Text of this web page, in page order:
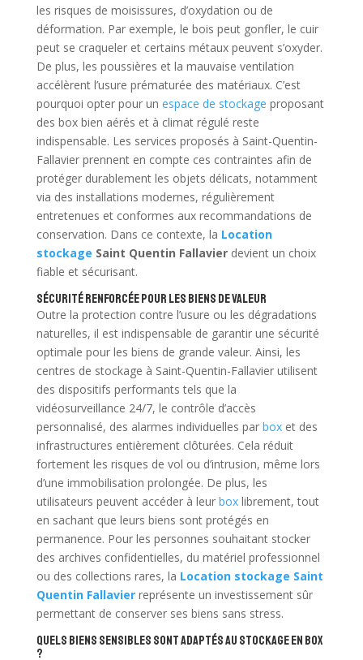
les risques de moisissures, d’oxydation ou de
déformation. Par exemple, le bois peut gonfler, le cuir
peut se craqueler et certains métaux peuvent s’oxyder.
De plus, les poussières et la mauvaise ventilation
accélèrent l’usure prématurée des matériaux. C’est
pourquoi opter pour un espace de stockage proposant
des box bien aérés et à climat régulé reste
indispensable. Les services proposés à Saint-Quentin-
Fallavier prennent en compte ces contraintes afin de
protéger durablement les objets délicats, notamment
via des installations modernes, régulièrement
entretenues et conformes aux recommandations de
conservation. Dans ce contexte, la Location
stockage Saint Quentin Fallavierdevient un choix
fiable et sécurisant.
Sécurité renforcée pour les biens de valeur
Outre la protection contre l’usure ou les dégradations
naturelles, il est indispensable de garantir une sécurité
optimale pour les biens de grande valeur. Ainsi, les
centres de stockage à Saint-Quentin-Fallavier utilisent
des dispositifs performants tels que la
vidéosurveillance 24/7, le contrôle d’accès
personnalisé, des alarmes individuelles par boxet des
infrastructures entièrement clôturées. Cela réduit
fortement les risques de vol ou d’intrusion, même lors
d’une immobilisation prolongée. De plus, les
utilisateurs peuvent accéder à leur boxlibrement, tout
en sachant que leurs biens sont protégés en
permanence. Pour les personnes souhaitant stocker
des archives confidentielles, du matériel professionnel
ou des collections rares, la Location stockage Saint
Quentin Fallavierreprésente un investissement sûr
permettant de conserver ses biens sans stress.
Quels biens sensibles sont adaptés au stockage en box
?